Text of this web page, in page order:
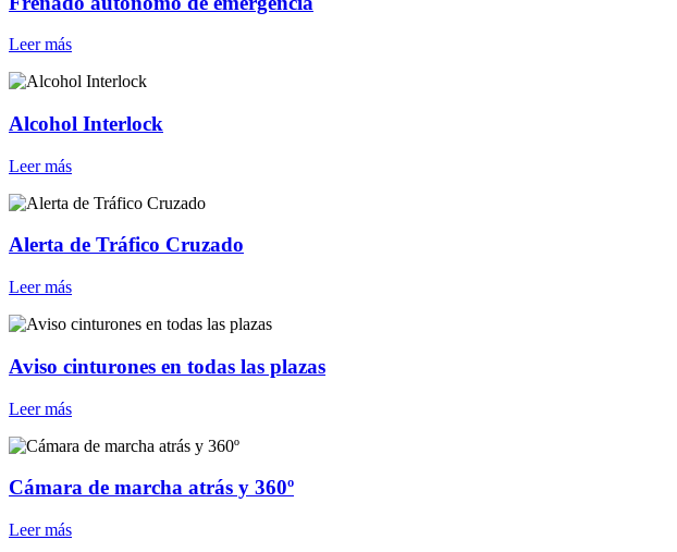
Leer más
Alcohol Interlock
Leer más
Alerta de Tráfico Cruzado
Leer más
Aviso cinturones en todas las plazas
Leer más
Cámara de marcha atrás y 360º
Leer más